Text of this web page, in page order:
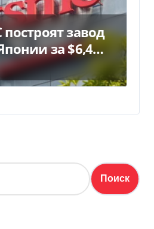
построят завод
за $6,4